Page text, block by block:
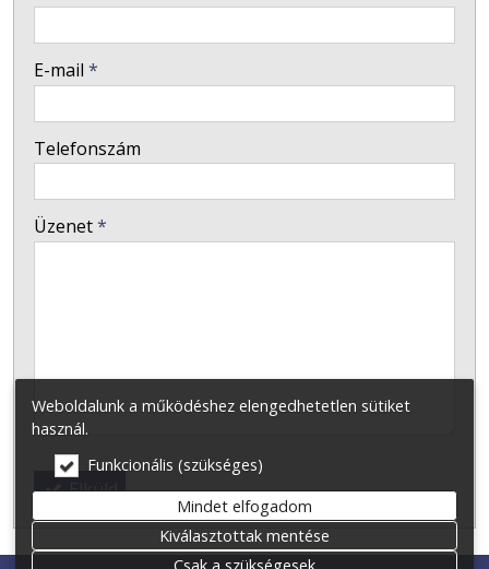
-
-
E-mail *
Telefonszám
Üzenet*
Elküld
Weboldalunk a működéshez elengedhetetlen sütiket
használ.
Funkcionális (szükséges)
Mindet elfogadom
Kiválasztottak mentése